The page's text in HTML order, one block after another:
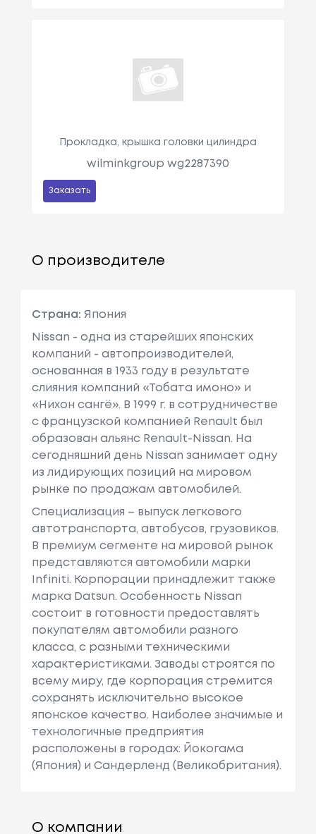
Прокладка, крышка головки цилиндра
wilminkgroup wg2287390
Заказать
О производителе
Страна: Япония
Nissan - одна из старейших японских
компаний - автопроизводителей,
основанная в 1933 году в результате
слияния компаний «Тобата имоно» и
«Нихон сангё». В 1999 г. в сотрудничестве
с французcкой компанией Renault был
образован альянс Renault-Nissan. На
сегодняшний день Nissan занимает одну
из лидирующих позиций на мировом
рынке по продажам автомобилей.
Специализация – выпуск легкового
автотранспорта, автобусов, грузовиков.
В премиум сегменте на мировой рынок
представляются автомобили марки
Infiniti. Корпорации принадлежит также
марка Datsun. Особенность Nissan
состоит в готовности предоставлять
покупателям автомобили разного
класса, с разными техническими
характеристиками. Заводы строятся по
всему миру, где корпорация стремится
сохранять исключительно высокое
японское качество. Наиболее значимые и
технологичные предприятия
расположены в городах: Йокогама
(Япония) и Сандерленд (Великобритания).
О компании